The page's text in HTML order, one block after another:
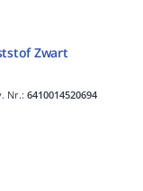
Zwart
Nr.: 6410014520694